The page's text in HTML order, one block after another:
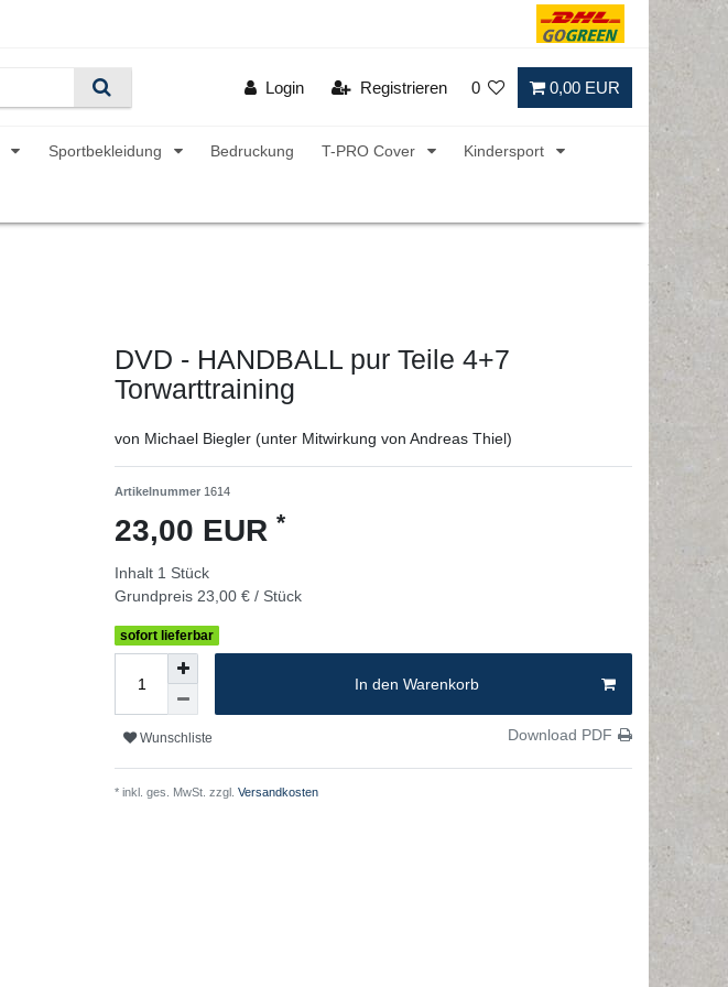
Login Registrieren 0 0,00 EUR
Sportbekleidung Bedruckung T-PRO Cover Kindersport
DVD - HANDBALL pur Teile 4+7
Torwarttraining
von Michael Biegler (unter Mitwirkung von Andreas Thiel)
Artikelnummer 1614
23,00 EUR *
Inhalt 1 Stück
Grundpreis 23,00 € / Stück
sofort lieferbar
In den Warenkorb
Wunschliste Download PDF
* inkl. ges. MwSt. zzgl. Versandkosten